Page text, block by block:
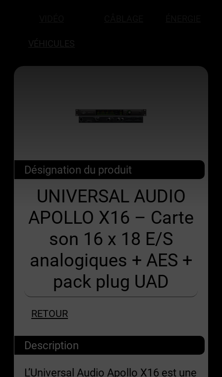
VÉHICULES
Désignation du produit
UNIVERSAL AUDIO
APOLLO X16 – Carte
son 16 x 18 E/S
analogiques + AES +
pack plug UAD
RETOUR
Description
L’Universal Audio Apollo X16 est une